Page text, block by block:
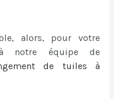
alors, pour votre
notre équipe de
de tuiles à